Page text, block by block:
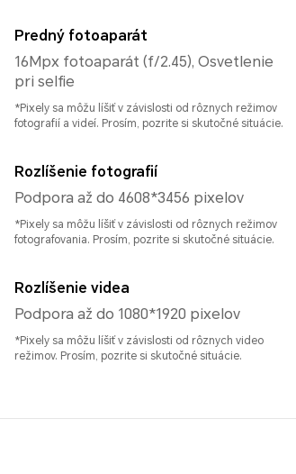
Predný fotoaparát
16Mpx fotoaparát (f/2.45), Osvetlenie
pri selfie
*Pixely sa môžu líšiť v závislosti od rôznych režimov
fotografií a videí. Prosím, pozrite si skutočné situácie.
Rozlíšenie fotografií
Podpora až do 4608*3456 pixelov
*Pixely sa môžu líšiť v závislosti od rôznych režimov
fotografovania. Prosím, pozrite si skutočné situácie.
Rozlíšenie videa
Podpora až do 1080*1920 pixelov
*Pixely sa môžu líšiť v závislosti od rôznych video
režimov. Prosím, pozrite si skutočné situácie.